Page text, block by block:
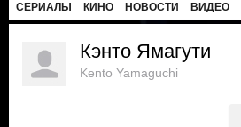
СЕРИАЛЫ КИНО НОВОСТИ ВИДЕО
Кэнто Ямагути
Kento Yamaguchi